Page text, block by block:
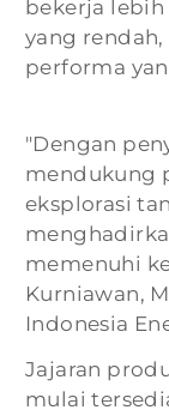
bekerja
yang
performa
"Dengan
mendukung
eksplorasi
memenuhi
Kurniawan,
Indonesia
Jajaran
mulai